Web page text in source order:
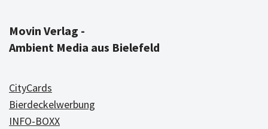
Movin Verlag -
Ambient Media aus Bielefeld
CityCards
Bierdeckelwerbung
INFO-BOXX